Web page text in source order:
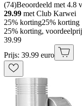
(74)Beoordeeld met 4.8
29.99 met Club Karwei
25% korting25% korting
25% korting,
39.99
Prijs: 39.99 euro